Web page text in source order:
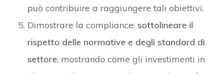
può contribuire a raggiungere tali obiettivi.
Dimostrare la compliance: sottolineare il
rispetto delle normative e degli standard di
settore, mostrando come gli investimenti in